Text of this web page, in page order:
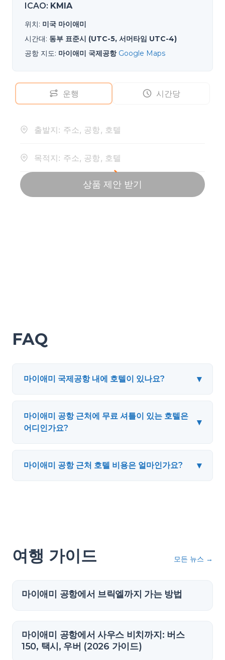
ICAO: KMIA
위치: 미국 마이애미
시간대: 동부 표준시 (UTC-5, 서머타임 UTC-4)
공항 지도: 마이애미 국제공항 Google Maps
FAQ
마이애미 국제공항 내에 호텔이 있나요? ▾
마이애미 공항 근처에 무료 셔틀이 있는 호텔은
어디인가요?
▾
마이애미 공항 근처 호텔 비용은 얼마인가요? ▾
여행 가이드 모든 뉴스 →
마이애미 공항에서 브릭엘까지 가는 방법
마이애미 공항에서 사우스 비치까지: 버스
150, 택시, 우버 (2026 가이드)